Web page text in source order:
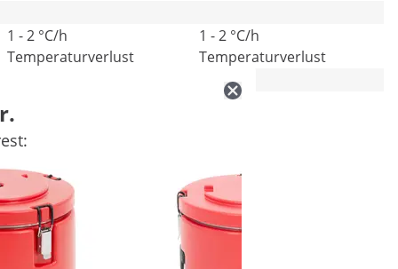
1 - 2 °C/h
Temperaturverlust
1 - 2 °C/h
Temperaturverlust